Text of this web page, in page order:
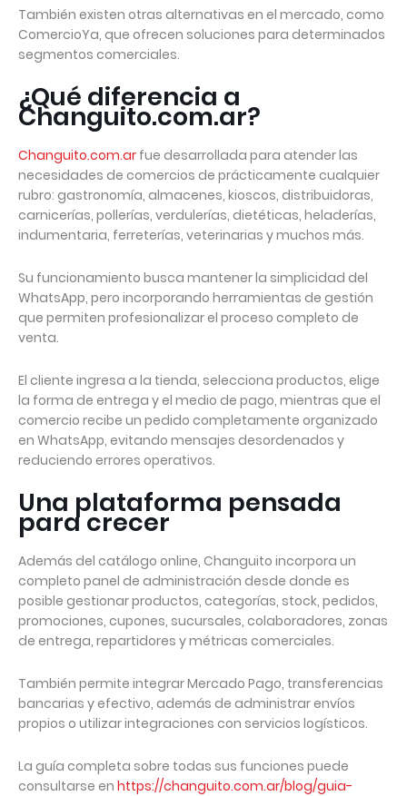
También existen otras alternativas en el mercado, como
ComercioYa, que ofrecen soluciones para determinados
segmentos comerciales.
¿Qué diferencia a
Changuito.com.ar?
Changuito.com.ar fue desarrollada para atender las
necesidades de comercios de prácticamente cualquier
rubro: gastronomía, almacenes, kioscos, distribuidoras,
carnicerías, pollerías, verdulerías, dietéticas, heladerías,
indumentaria, ferreterías, veterinarias y muchos más.
Su funcionamiento busca mantener la simplicidad del
WhatsApp, pero incorporando herramientas de gestión
que permiten profesionalizar el proceso completo de
venta.
El cliente ingresa a la tienda, selecciona productos, elige
la forma de entrega y el medio de pago, mientras que el
comercio recibe un pedido completamente organizado
en WhatsApp, evitando mensajes desordenados y
reduciendo errores operativos.
Una plataforma pensada
para crecer
Además del catálogo online, Changuito incorpora un
completo panel de administración desde donde es
posible gestionar productos, categorías, stock, pedidos,
promociones, cupones, sucursales, colaboradores, zonas
de entrega, repartidores y métricas comerciales.
También permite integrar Mercado Pago, transferencias
bancarias y efectivo, además de administrar envíos
propios o utilizar integraciones con servicios logísticos.
La guía completa sobre todas sus funciones puede
consultarse en https://changuito.com.ar/blog/guia-